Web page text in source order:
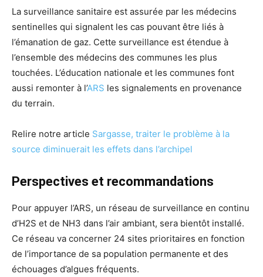
La surveillance sanitaire est assurée par les médecins
sentinelles qui signalent les cas pouvant être liés à
l’émanation de gaz. Cette surveillance est étendue à
l’ensemble des médecins des communes les plus
touchées. L’éducation nationale et les communes font
aussi remonter à l’ARS les signalements en provenance
du terrain.
Relire notre article Sargasse, traiter le problème à la
source diminuerait les effets dans l’archipel
Perspectives et recommandations
Pour appuyer l’ARS, un réseau de surveillance en continu
d’H2S et de NH3 dans l’air ambiant, sera bientôt installé.
Ce réseau va concerner 24 sites prioritaires en fonction
de l’importance de sa population permanente et des
échouages d’algues fréquents.